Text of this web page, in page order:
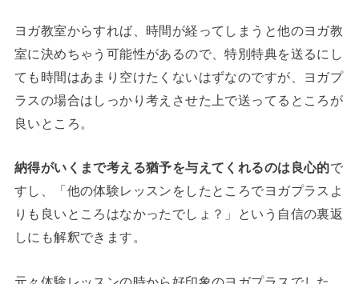
ヨガ教室からすれば、時間が経ってしまうと他のヨガ教
室に決めちゃう可能性があるので、特別特典を送るにし
ても時間はあまり空けたくないはずなのですが、ヨガプ
ラスの場合はしっかり考えさせた上で送ってるところが
良いところ。
納得がいくまで考える猶予を与えてくれるのは良心的で
すし、「他の体験レッスンをしたところでヨガプラスよ
りも良いところはなかったでしょ？」という自信の裏返
しにも解釈できます。